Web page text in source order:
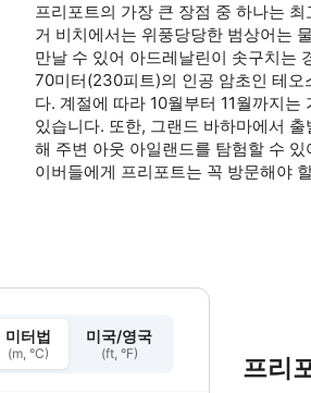
프리포트의 가장 큰 장점 중 하나는
거 비치에서는 위풍당당한 범상어는
만날 수 있어 아드레날린이 솟구치는
70미터(230피트)의 인공 암초인 테오
다. 계절에 따라 10월부터 11월까지
있습니다. 또한, 그랜드 바하마에서
해 주변 아웃 아일랜드를 탐험할 수
이버들에게 프리포트는 꼭 방문해야
미터법
(m, °C)
미국/영국
(ft, °F) 프리